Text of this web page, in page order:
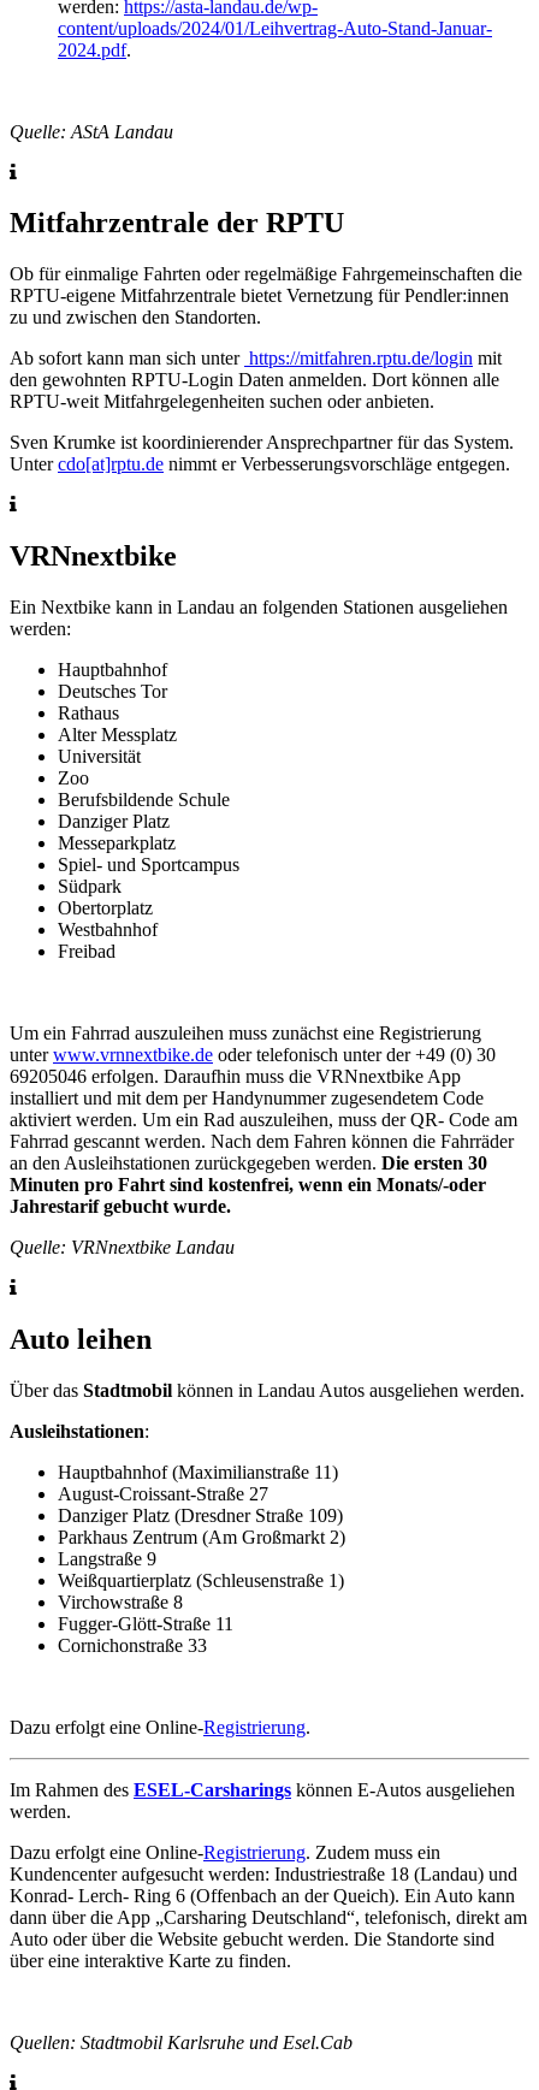
werden: https://asta-landau.de/wp-
content/uploads/2024/01/Leihvertrag-Auto-Stand-Januar-
2024.pdf.
Quelle: AStA Landau
Mitfahrzentrale der RPTU
Ob für einmalige Fahrten oder regelmäßige Fahrgemeinschaften die
RPTU-eigene Mitfahrzentrale bietet Vernetzung für Pendler:innen
zu und zwischen den Standorten.
Ab sofort kann man sich unter https://mitfahren.rptu.de/login mit
den gewohnten RPTU-Login Daten anmelden. Dort können alle
RPTU-weit Mitfahrgelegenheiten suchen oder anbieten.
Sven Krumke ist koordinierender Ansprechpartner für das System.
Untercdo[at]rptu.de nimmt er Verbesserungsvorschläge entgegen.
VRNnextbike
Ein Nextbike kann in Landau an folgenden Stationen ausgeliehen
werden:
Hauptbahnhof
Deutsches Tor
Rathaus
Alter Messplatz
Universität
Zoo
Berufsbildende Schule
Danziger Platz
Messeparkplatz
Spiel- und Sportcampus
Südpark
Obertorplatz
Westbahnhof
Freibad
Um ein Fahrrad auszuleihen muss zunächst eine Registrierung
unterwww.vrnnextbike.de oder telefonisch unter der +49 (0) 30
69205046 erfolgen. Daraufhin muss die VRNnextbike App
installiert und mit dem per Handynummer zugesendetem Code
aktiviert werden. Um ein Rad auszuleihen, muss der QR- Code am
Fahrrad gescannt werden. Nach dem Fahren können die Fahrräder
an den Ausleihstationen zurückgegeben werden. Die ersten 30
Minuten pro Fahrt sind kostenfrei, wenn ein Monats/-oder
Jahrestarif gebucht wurde.
Quelle: VRNnextbike Landau
Auto leihen
Über das Stadtmobil können in Landau Autos ausgeliehen werden.
Ausleihstationen:
Hauptbahnhof (Maximilianstraße 11)
August-Croissant-Straße 27
Danziger Platz (Dresdner Straße 109)
Parkhaus Zentrum (Am Großmarkt 2)
Langstraße 9
Weißquartierplatz (Schleusenstraße 1)
Virchowstraße 8
Fugger-Glött-Straße 11
Cornichonstraße 33
Dazu erfolgt eine Online-Registrierung.
Im Rahmen des ESEL-Carsharings können E-Autos ausgeliehen
werden.
Dazu erfolgt eine Online-Registrierung. Zudem muss ein
Kundencenter aufgesucht werden: Industriestraße 18 (Landau) und
Konrad- Lerch- Ring 6 (Offenbach an der Queich). Ein Auto kann
dann über die App „Carsharing Deutschland“, telefonisch, direkt am
Auto oder über die Website gebucht werden. Die Standorte sind
über eine interaktive Karte zu finden.
Quellen: Stadtmobil Karlsruhe und Esel.Cab